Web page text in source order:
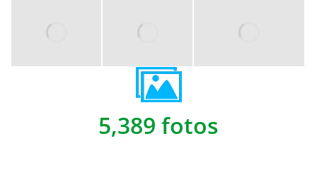
5,389 fotos